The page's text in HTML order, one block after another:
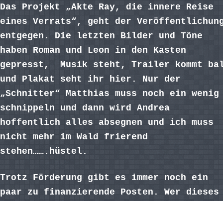
Das Projekt „Akte Ray, die innere Reise
eines Verrats“, geht der
entgegen. Die letzten Bilder und Töne
haben Roman und Leon in den Kasten
gepresst, Musik steht, Trailer kommt
und Plakat seht ihr hier. Nur der
„Schnitter“ Matthias muss noch ein wenig
schnippeln und dann wird Andrea
hoffentlich alles absegnen und ich muss
nicht mehr im Wald frierend
stehen…….hüstel.
Trotz Förderung gibt es immer noch ein
paar zu finanzierende Posten. Wer dieses